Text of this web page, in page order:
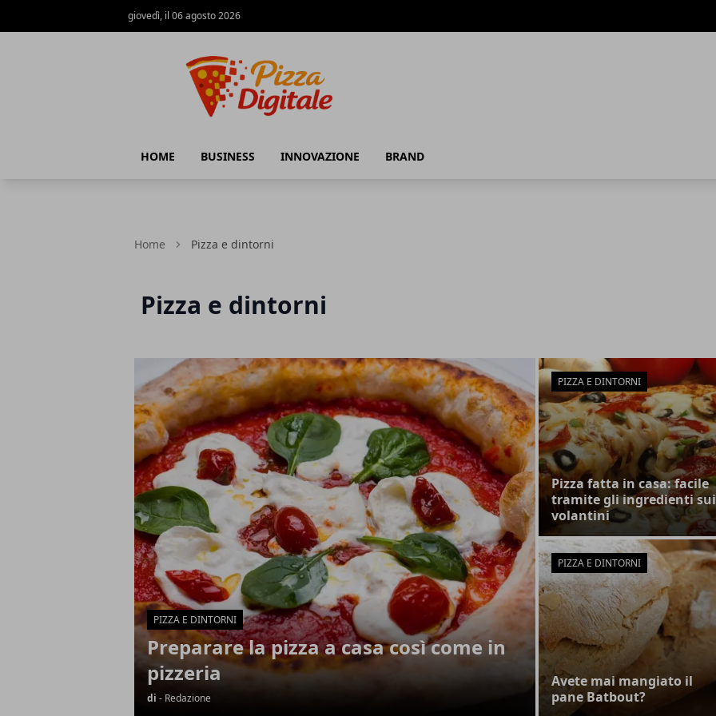
giovedì, il 06 agosto 2026
HOME BUSINESS INNOVAZIONE BRAND
Home Pizza e dintorni
Pizza e dintorni
Articoli in Evidenza
PIZZA E DINTORNI
Preparare la pizza a casa così come in
pizzeria
di - Redazione
PIZZA E DINTORNI
Pizza fatta in casa: facile
tramite gli ingredienti sui
volantini
PIZZA E DINTORNI
Avete mai mangiato il
pane Batbout?